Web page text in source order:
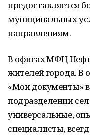
предоставляется
муниципальных
направлениям.
В офисах МФЦ
жителей города. В
«Мои документы»
подразделении
универсальные,
специалисты,